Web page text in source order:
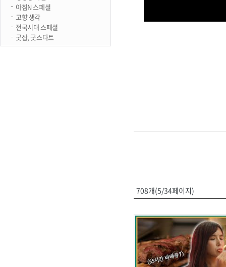
아침N 스페셜
고향 생각
전국시대 스페셜
굿잡, 굿스타트
708개(5/34페이지)